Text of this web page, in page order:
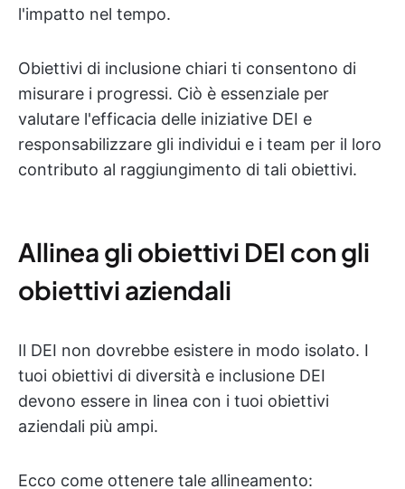
l'impatto nel tempo.
Obiettivi di inclusione chiari ti consentono di
misurare i progressi. Ciò è essenziale per
valutare l'efficacia delle iniziative DEI e
responsabilizzare gli individui e i team per il loro
contributo al raggiungimento di tali obiettivi.
Allinea gli obiettivi DEI con gli
obiettivi aziendali
Il DEI non dovrebbe esistere in modo isolato. I
tuoi obiettivi di diversità e inclusione DEI
devono essere in linea con i tuoi obiettivi
aziendali più ampi.
Ecco come ottenere tale allineamento: